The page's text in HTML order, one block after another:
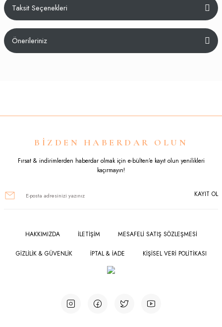
Bu ürüne ilk yorumu siz yapın!
Taksit Seçenekleri
Önerileriniz
Ürün resmi kalitesiz, bozuk veya görüntülenemiyor.
Ürün açıklamasında eksik bilgiler bulunuyor.
Ürün fiyatı diğer sitelerden daha pahalı.
BİZDEN HABERDAR OLUN
Fırsat & indirimlerden haberdar olmak için e-bülten’e kayıt olun yenilikleri
kaçırmayın!
KAYIT OL
HAKKIMIZDA İLETİŞİM MESAFELİ SATIŞ SÖZLEŞMESİ
GİZLİLİK & GÜVENLİK İPTAL & İADE KİŞİSEL VERİ POLİTİKASI